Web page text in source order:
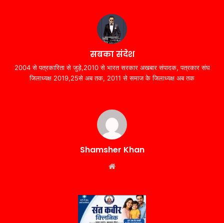
सबका संदेश
2004 से पत्रकारिता से जुड़े,2010 से भारत सरकार अखबार संपादक, पत्रकार संघ
जिलाध्यक्ष 2019,25से अब तक, 2011 से समाज के जिलाध्यक्ष अब तक
Shamsher Khan